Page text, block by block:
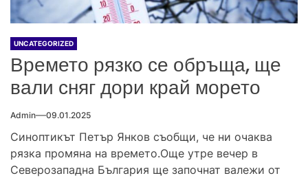
UNCATEGORIZED
Времето рязко се обръща, ще
вали сняг дори край морето
Admin 09.01.2025
Синоптикът Петър Янков съобщи, че ни очаква
рязка промяна на времето.Още утре вечер в
Северозападна България ще започнат валежи от